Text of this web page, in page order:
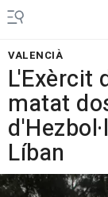
VALENCIÀ
L'Exèrcit
matat
Líban